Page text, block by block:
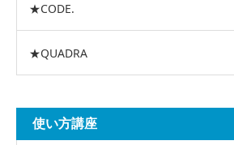
★CODE.
★QUADRA
使い方講座